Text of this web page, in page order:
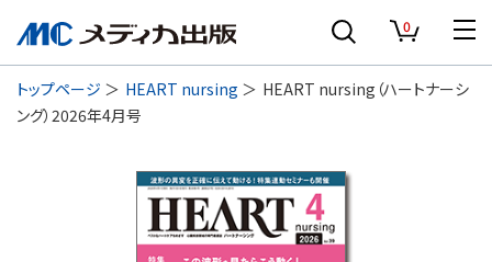
0
トップページ HEART nursing
HEART nursing（ハートナーシ
ング）2026年4月号